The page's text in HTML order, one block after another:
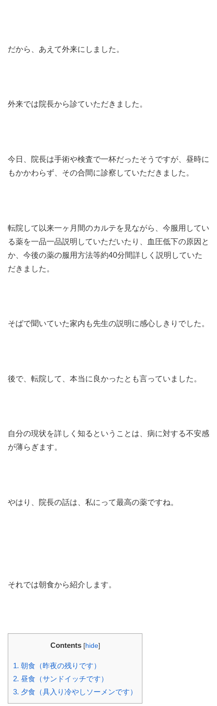
だから、あえて外来にしました。
外来では院長から診ていただきました。
今日、院長は手術や検査で一杯だったそうですが、昼時に
もかかわらず、その合間に診察していただきました。
転院して以来一ヶ月間のカルテを見ながら、今服用してい
る薬を一品一品説明していただいたり、血圧低下の原因と
か、今後の薬の服用方法等約40分間詳しく説明していた
だきました。
そばで聞いていた家内も先生の説明に感心しきりでした。
後で、転院して、本当に良かったとも言っていました。
自分の現状を詳しく知るということは、病に対する不安感
が薄らぎます。
やはり、院長の話は、私にって最高の薬ですね。
それでは朝食から紹介します。
Contents [hide]
1. 朝食（昨夜の残りです）
2. 昼食（サンドイッチです）
3. 夕食（具入り冷やしソーメンです）